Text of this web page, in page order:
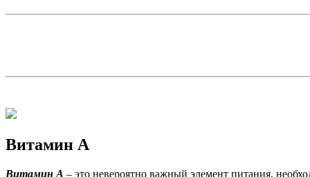
Витамин А
Витамин А – это невероятно важный элемент питания,